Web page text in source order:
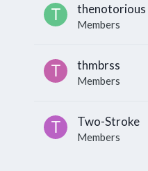
thenotorious
Members
thmbrss
Members
Two-Stroke
Members